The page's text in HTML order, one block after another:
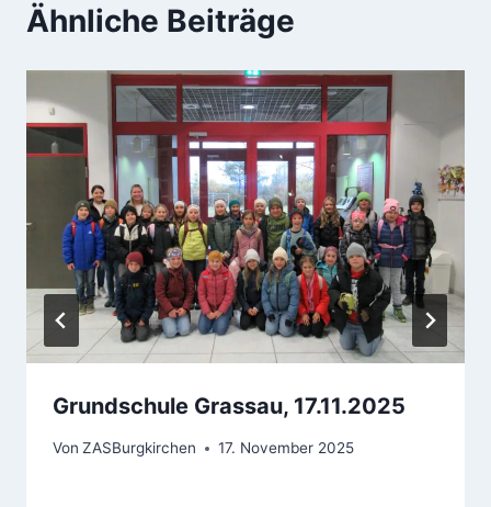
Ähnliche Beiträge
Grundschule Grassau, 17.11.2025
Von ZASBurgkirchen 17. November 2025